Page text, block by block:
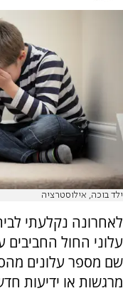
ילד בוכה, אילוסטרציה
לאחרונה נקלעתי
עלוני החול החביבים
שם מספר עלונים
מרגשות או ידיעות